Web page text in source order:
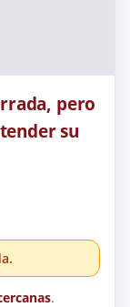
pero
su
.